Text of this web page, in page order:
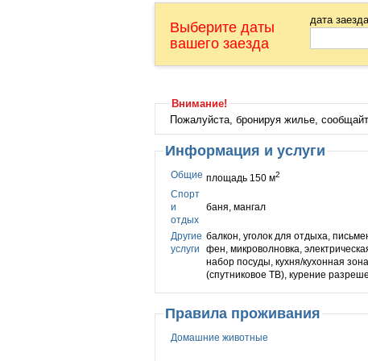
Выберите даты
вашего заезда
дата заезда
Внимание!
Пожалуйста, бронируя жилье,
Информация и услуги
Общие площадь 150 м2
Спорт
и
отдых
баня, мангал
Другие
услуги
балкон, уголок для отдыха,
фен, микроволновка,
набор посуды, кухня/кухонная
(cпутниковое ТВ), курение
Правила проживания
Домашние животные